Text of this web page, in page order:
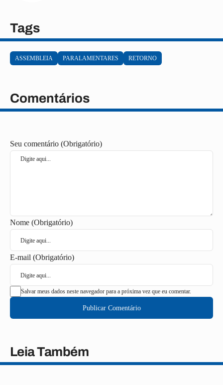
Tags
ASSEMBLEIA PARALAMENTARES RETORNO
Comentários
Seu comentário (Obrigatório)
Nome (Obrigatório)
E-mail (Obrigatório)
Salvar meus dados neste navegador para a próxima vez que eu comentar.
Publicar Comentário
Leia Também